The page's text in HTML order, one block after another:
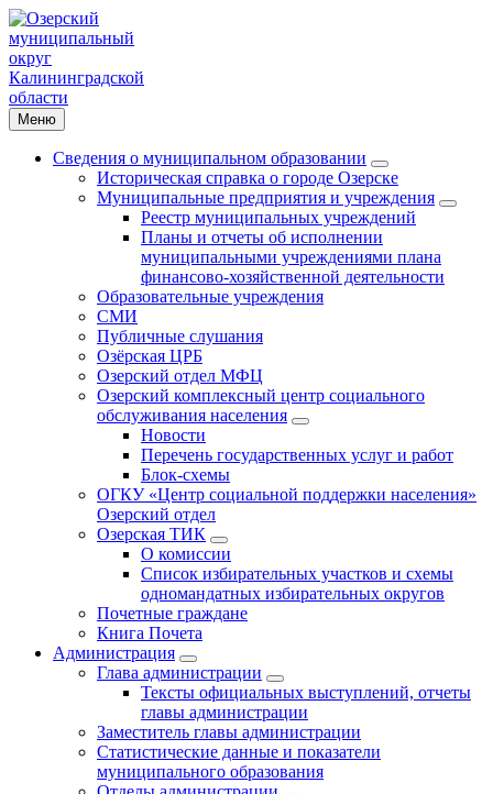
Меню
Сведения о муниципальном образовании
Историческая справка о городе Озерске
Муниципальные предприятия и учреждения
Реестр муниципальных учреждений
Планы и отчеты об исполнении
муниципальными учреждениями плана
финансово-хозяйственной деятельности
Образовательные учреждения
СМИ
Публичные слушания
Озёрская ЦРБ
Озерский отдел МФЦ
Озерский комплексный центр социального
обслуживания населения
Новости
Перечень государственных услуг и работ
Блок-схемы
ОГКУ «Центр социальной поддержки населения»
Озерский отдел
Озерская ТИК
О комиссии
Список избирательных участков и схемы
одномандатных избирательных округов
Почетные граждане
Книга Почета
Администрация
Глава администрации
Тексты официальных выступлений, отчеты
главы администрации
Заместитель главы администрации
Статистические данные и показатели
муниципального образования